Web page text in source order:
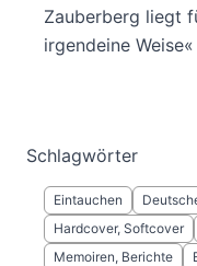
Zauberberg liegt
irgendeine
Schlagwörter
Eintauchen
Hardcover, Softcover
Memoiren, Berichte